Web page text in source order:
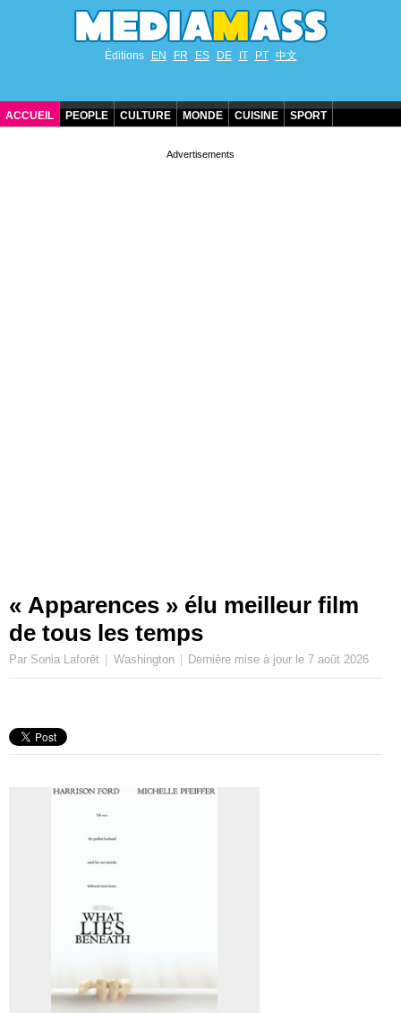
Éditions EN FR ES DE IT PT 中文
ACCUEIL PEOPLE CULTURE MONDE CUISINE SPORT
« Apparences » élu meilleur film
de tous les temps
Par Sonia Laforêt Washington Dernière mise à jour le 7 août 2026